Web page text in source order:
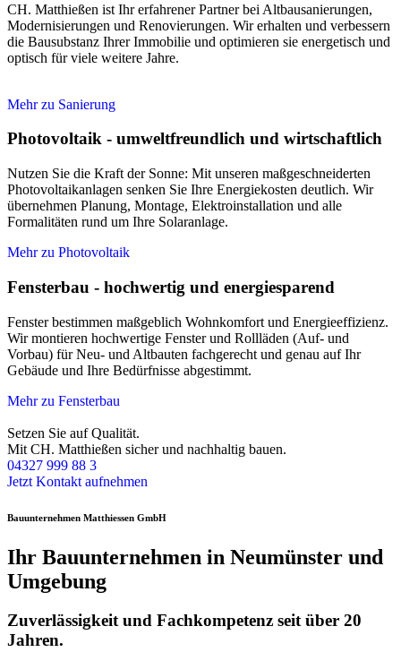
CH. Matthießen ist Ihr erfahrener Partner bei Altbausanierungen,
Modernisierungen und Renovierungen. Wir erhalten und verbessern
die Bausubstanz Ihrer Immobilie und optimieren sie energetisch und
optisch für viele weitere Jahre.
Mehr zu Sanierung
Photovoltaik - umweltfreundlich und wirtschaftlich
Nutzen Sie die Kraft der Sonne: Mit unseren maßgeschneiderten
Photovoltaikanlagen senken Sie Ihre Energiekosten deutlich. Wir
übernehmen Planung, Montage, Elektroinstallation und alle
Formalitäten rund um Ihre Solaranlage.
Mehr zu Photovoltaik
Fensterbau - hochwertig und energiesparend
Fenster bestimmen maßgeblich Wohnkomfort und Energieeffizienz.
Wir montieren hochwertige Fenster und Rollläden (Auf- und
Vorbau) für Neu- und Altbauten fachgerecht und genau auf Ihr
Gebäude und Ihre Bedürfnisse abgestimmt.
Mehr zu Fensterbau
Setzen Sie auf Qualität.
Mit CH. Matthießen sicher und nachhaltig bauen.
04327 999 88 3
Jetzt Kontakt aufnehmen
Bauunternehmen Matthiessen GmbH
Ihr Bauunternehmen in Neumünster und
Umgebung
Zuverlässigkeit und Fachkompetenz seit über 20
Jahren.